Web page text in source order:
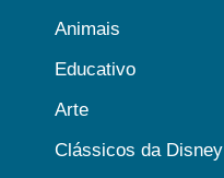
Animais
Educativo
Arte
Clássicos da Disney